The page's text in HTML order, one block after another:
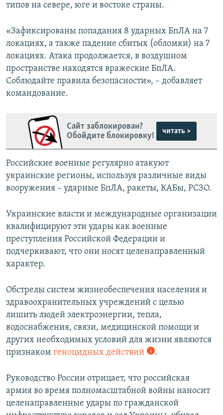
типов на севере, юге и востоке страны.
«Зафиксированы попадания 8 ударных БпЛА на 7
локациях, а также падение сбитых (обломки) на 7
локациях. Атака продолжается, в воздушном
пространстве находятся вражеские БпЛА.
Соблюдайте правила безопасности», – добавляет
командование.
Сайт заблокирован?
Обойдите блокировку!
читать >
Российские военные регулярно атакуют
украинские регионы, используя различные виды
вооружения – ударные БпЛА, ракеты, КАБы, РСЗО.
Украинские власти и международные организации
квалифицируют эти удары как военные
преступления Российской Федерации и
подчеркивают, что они носят целенаправленный
характер.
Обстрелы систем жизнеобеспечения населения и
здравоохранительных учреждений с целью
лишить людей электроэнергии, тепла,
водоснабжения, связи, медицинской помощи и
других необходимых условий для жизни являются
признаком геноцидных действий .
Руководство России отрицает, что российская
армия во время полномасштабной войны наносит
целенаправленные удары по гражданской